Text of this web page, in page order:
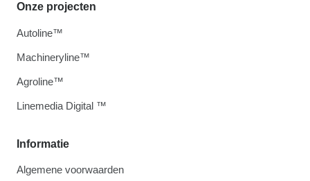
Informatie
Algemene voorwaarden
Onze projecten
Autoline™
Machineryline™
Agroline™
Linemedia Digital ™